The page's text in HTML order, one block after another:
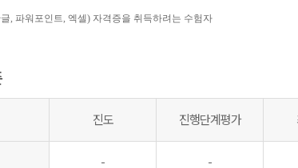
, 파워포인트, 엑셀) 자격증을 취득하려는 수험자
진도 진행단계평가
- -